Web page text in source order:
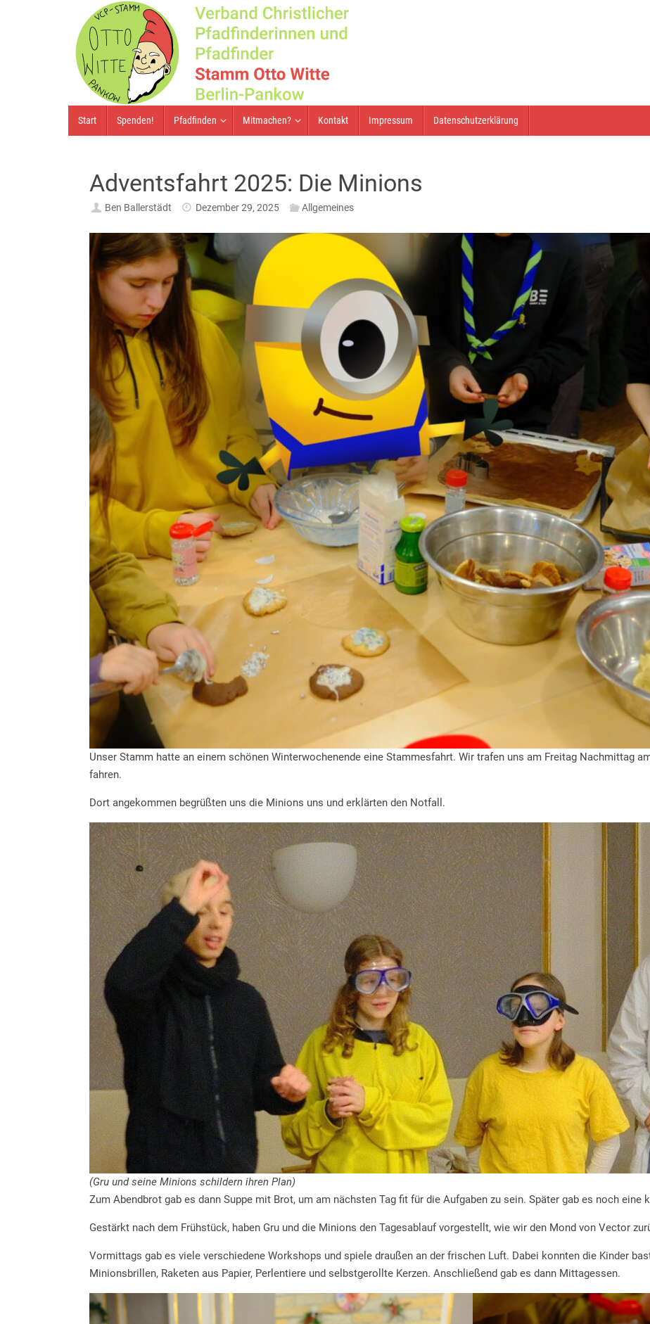
Inhalt
Start Spenden! Pfadfinden Mitmachen? Kontakt Impressum Datenschutzerklärung
Adventsfahrt 2025: Die Minions
Ben Ballerstädt Dezember 29, 2025 Allgemeines
Unser Stamm hatte an einem schönen Winterwochenende eine Stammesfahrt. Wir trafen uns am Freitag Nachmittag
fahren.
Dort angekommen begrüßten uns die Minions uns und erklärten den Notfall.
(Gru und seine Minions schildern ihren Plan)
Zum Abendbrot gab es dann Suppe mit Brot, um am nächsten Tag fit für die Aufgaben zu sein. Später gab es noch eine
Gestärkt nach dem Frühstück, haben Gru und die Minions den Tagesablauf vorgestellt, wie wir den Mond von Vector
Vormittags gab es viele verschiedene Workshops und spiele draußen an der frischen Luft. Dabei konnten die Kinder
Minionsbrillen, Raketen aus Papier, Perlentiere und selbstgerollte Kerzen. Anschließend gab es dann Mittagessen.